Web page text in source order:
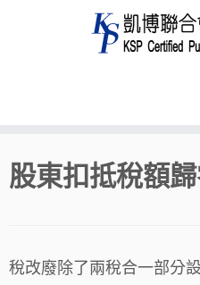
to
content
股東扣抵稅額
稅改廢除了兩稅合一部分